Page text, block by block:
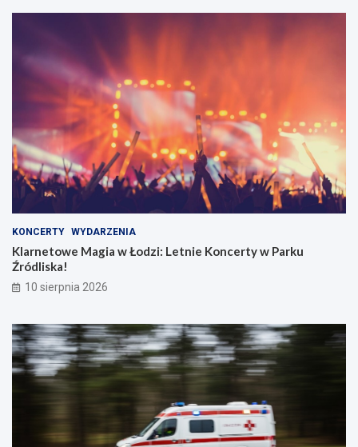
KONCERTY WYDARZENIA
Klarnetowe Magia w Łodzi: Letnie Koncerty w Parku
Źródliska!
10 sierpnia 2026